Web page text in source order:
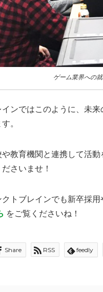
ゲーム業界への
インではこのように、未
。
教育機関と連携して活
さいませ！
トブレインでも新卒採
をご覧くださいね！
Share RSS feedly